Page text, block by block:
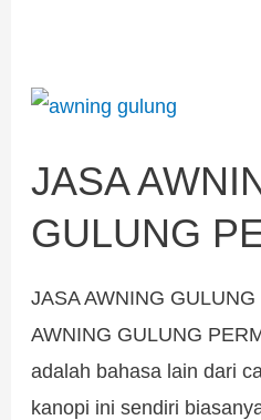
JASA
GULUNG
JASA AWNING
AWNING GULUNG
adalah bahasa lain dari
kanopi ini sendiri
JASA
GULUNG